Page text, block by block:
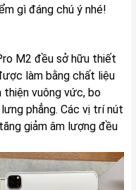
gì đáng chú ý nhé!
M2 đều sở hữu thiết
làm bằng chất liệu
vuông vức, bo
phẳng. Các vị trí nút
giảm âm lượng đều